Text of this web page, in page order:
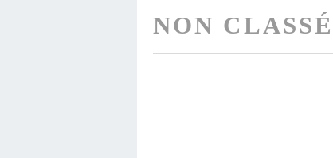
NON CLASSÉ